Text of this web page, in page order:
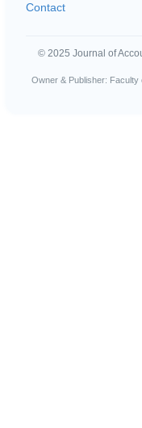
Contact
© 2025 Journal of
Owner & Publisher: Faculty